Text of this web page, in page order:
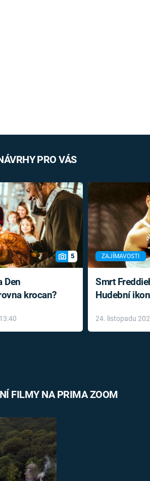
PRO VÁS
5
Den
krocan?
ZAJÍMAVOSTI
Smrt
Hudební
léky
24. listopadu
FILMY NA PRIMA ZOOM